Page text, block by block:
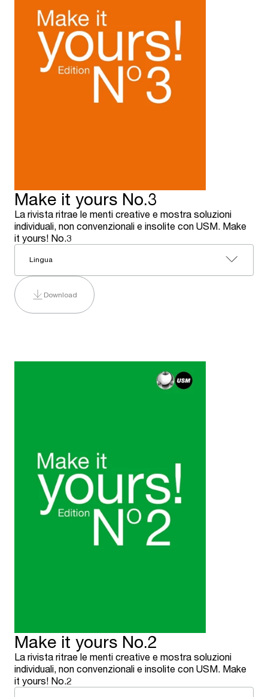
Make it yours No.3
La rivista ritrae le menti creative e mostra soluzioni
individuali, non convenzionali e insolite con USM. Make
it yours! No.3
Lingua
Download
Make it yours No.2
La rivista ritrae le menti creative e mostra soluzioni
individuali, non convenzionali e insolite con USM. Make
it yours! No.2